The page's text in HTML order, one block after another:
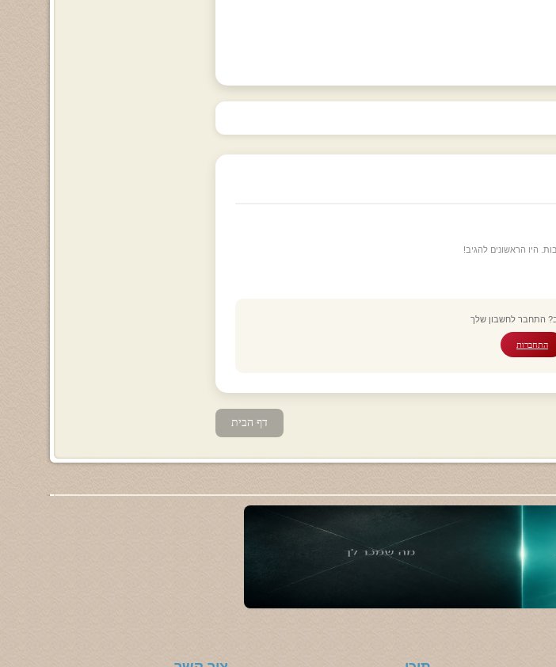
היו הראשונים להגיב!
התחבר לחשבון שלך
התחברות
דף הבית